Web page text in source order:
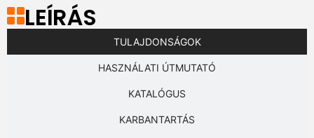
LEÍRÁS
TULAJDONSÁGOK
HASZNÁLATI ÚTMUTATÓ
KATALÓGUS
KARBANTARTÁS